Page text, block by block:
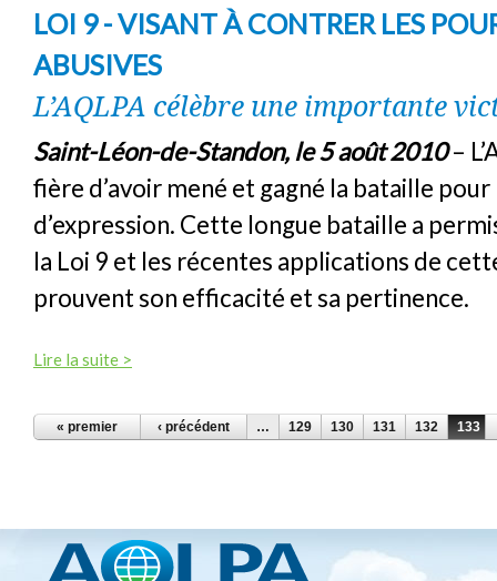
LOI 9 - VISANT À CONTRER LES
ABUSIVES
L’AQLPA célèbre une importante
Saint-Léon-de-Standon, le 5 août 2010–
fière d’avoir mené et gagné la bataille
d’expression. Cette longue bataille a
la Loi 9 et les récentes applications de
prouvent son efficacité et sa pertinence.
Lire la suite >
PAGES
« premier ‹ précédent … 129 130 131 132 133